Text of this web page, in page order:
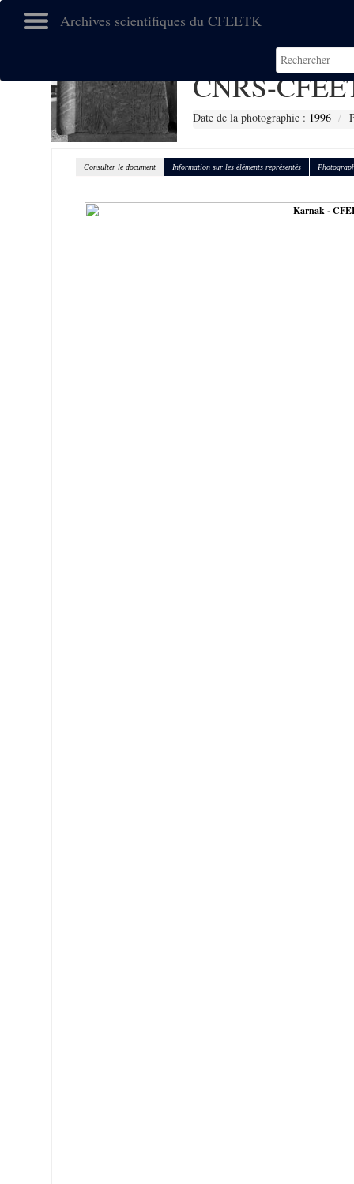
Archives scientifiques du CFEETK
CNRS-
Date de la photographie : 1996
Consulter le document Information sur les éléments représentés